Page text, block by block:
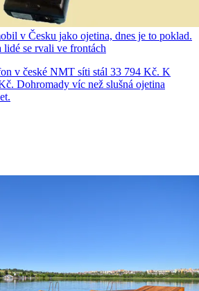
v Česku jako ojetina, dnes je to poklad.
se rvali ve frontách
v české NMT síti stál 33 794 Kč. K
Dohromady víc než slušná ojetina